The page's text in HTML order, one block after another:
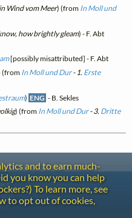
Wind vom Meer) (from In Moll und
how brightly gleam) - F. Abt
[possibly misattributed] - F. Abt
(fromIn Moll und Dur- 1. Erste
) ENG - B. Sekles
) (from In Moll und Dur- 3. Dritte
and to earn much-
you know you can help
To learn more, see
to opt out of cookies,